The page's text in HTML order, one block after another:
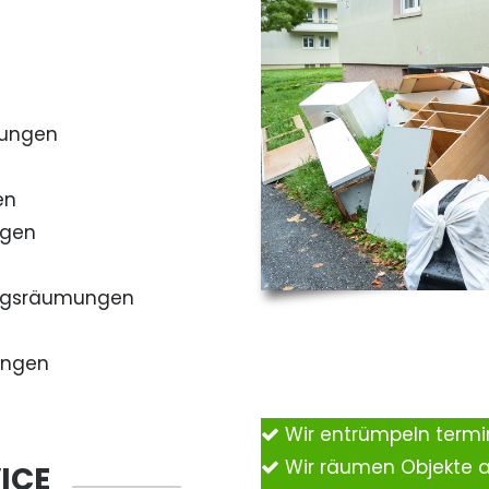
Wir entrümpeln
Wir räumen Objekte